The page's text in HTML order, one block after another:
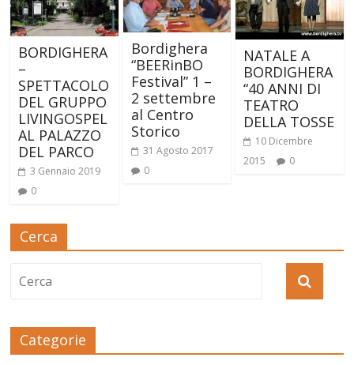
BORDIGHERA
–
SPETTACOLO
DEL GRUPPO
LIVINGOSPEL
AL PALAZZO
DEL PARCO
3 Gennaio 2019
0
Bordighera
“BEERinBO
Festival” 1 –
2 settembre
al Centro
Storico
31 Agosto 2017
0
NATALE A
BORDIGHERA
“40 ANNI DI
TEATRO
DELLA TOSSE
10 Dicembre
2015
0
Cerca
Categorie